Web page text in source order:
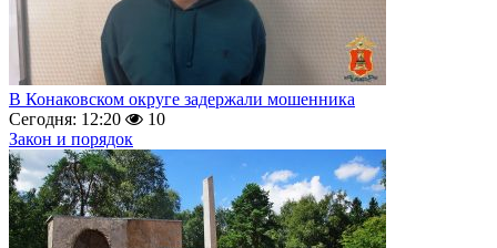
В Конаковском округе задержали мошенника
Сегодня: 12:20
10
Закон и порядок